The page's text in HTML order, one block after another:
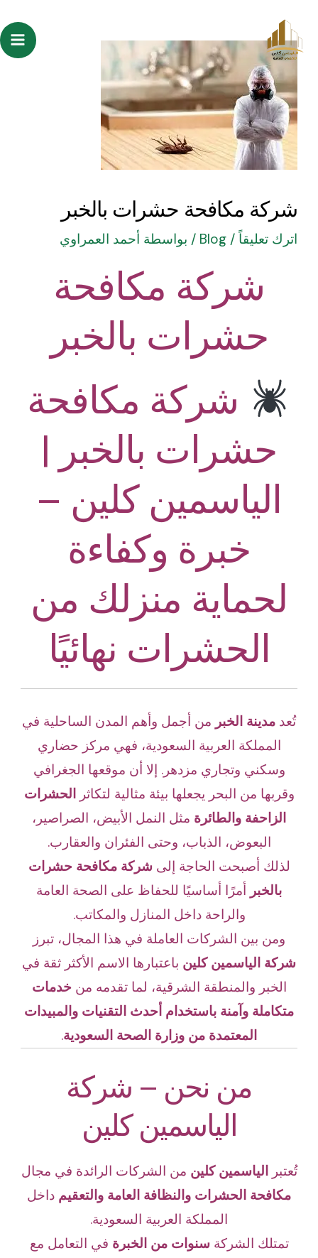
إلى
المحتوى
شركة مكافحة حشرات بالخبر
اترك تعليقاً /
Blog / بواسطة أحمد العمراوي
شركة مكافحة
حشرات بالخبر
شركة مكافحة
حشرات بالخبر |
الياسمين كلين –
خبرة وكفاءة
لحماية منزلك من
الحشرات نهائيًا
تُعد مدينة الخبر من أجمل وأهم المدن الساحلية في
المملكة العربية السعودية، فهي مركز حضاري
وسكني وتجاري مزدهر. إلا أن موقعها الجغرافي
وقربها من البحر يجعلها بيئة مثالية لتكاثرالحشرات
الزاحفة والطائرة مثل النمل الأبيض، الصراصير،
البعوض، الذباب، وحتى الفئران والعقارب.
لذلك أصبحت الحاجة إلىشركة مكافحة حشرات
بالخبر أمرًا أساسيًا للحفاظ على الصحة العامة
والراحة داخل المنازل والمكاتب.
ومن بين الشركات العاملة في هذا المجال، تبرز
شركة الياسمين كلين باعتبارها الاسم الأكثر ثقة في
الخبر والمنطقة الشرقية، لما تقدمه منخدمات
متكاملة وآمنة باستخدام أحدث التقنيات والمبيدات
المعتمدة من وزارة الصحة السعودية.
من نحن – شركة
الياسمين كلين
تُعتبرالياسمين كلين من الشركات الرائدة في مجال
مكافحة الحشرات والنظافة العامة والتعقيم داخل
المملكة العربية السعودية.
تمتلك الشركةسنوات من الخبرة في التعامل مع
navigation